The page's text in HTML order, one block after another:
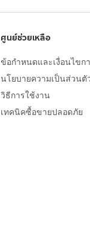
ศูนย์ช่วยเหลือ
ข้อกำหนดและเงื่อนไขก
นโยบายความเป็นส่วนตั
วิธีการใช้งาน
เทคนิคซื้อขายปลอดภัย